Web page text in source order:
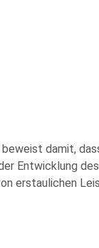
damit,
Entwicklung
erstaulichen